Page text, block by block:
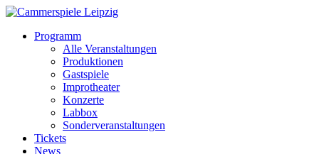
Programm
Alle Veranstaltungen
Produktionen
Gastspiele
Improtheater
Konzerte
Labbox
Sonderveranstaltungen
Tickets
News